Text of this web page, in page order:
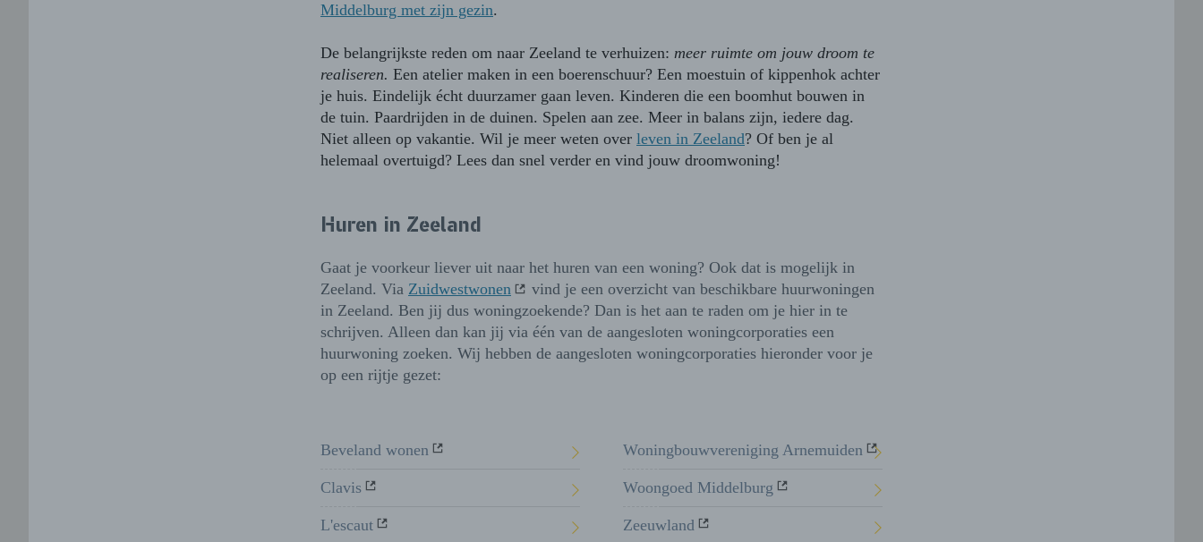
Middelburg met zijn gezin.
De belangrijkste reden om naar Zeeland te verhuizen: meer ruimte om jouw droom te
realiseren. Een atelier maken in een boerenschuur? Een moestuin of kippenhok achter
je huis. Eindelijk écht duurzamer gaan leven. Kinderen die een boomhut bouwen in
de tuin. Paardrijden in de duinen. Spelen aan zee. Meer in balans zijn, iedere dag.
Niet alleen op vakantie. Wil je meer weten over leven in Zeeland? Of ben je al
helemaal overtuigd? Lees dan snel verder en vind jouw droomwoning!
Huren in Zeeland
Gaat je voorkeur liever uit naar het huren van een woning? Ook dat is mogelijk in
Zeeland. Via Zuidwestwonen
vind je een overzicht van beschikbare huurwoningen
in Zeeland. Ben jij dus woningzoekende? Dan is het aan te raden om je hier in te
schrijven. Alleen dan kan jij via één van de aangesloten woningcorporaties een
huurwoning zoeken. Wij hebben de aangesloten woningcorporaties hieronder voor je
op een rijtje gezet:
Beveland wonen
Clavis
L'escaut
Woningbouwvereniging Arnemuiden
Woongoed Middelburg
Zeeuwland